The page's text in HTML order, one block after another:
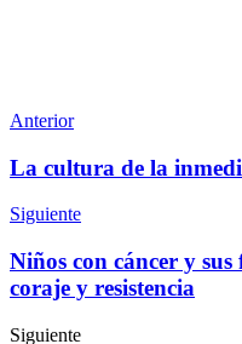
Anterior
La cultura de la
Siguiente
Niños con cáncer y
coraje y resistencia
Siguiente